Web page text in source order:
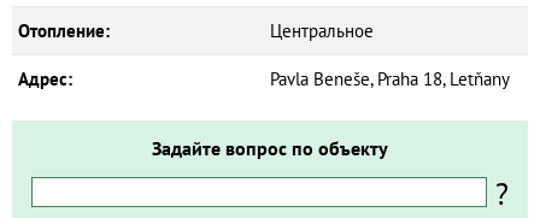
Отопление: Центральное
Адрес: Pavla Beneše, Praha 18, Letňany
Задайте вопрос по объекту
?